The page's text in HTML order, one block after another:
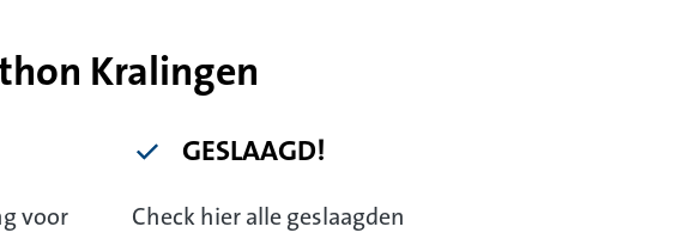
Kralingen
voor
GESLAAGD!
Check hier alle geslaagden